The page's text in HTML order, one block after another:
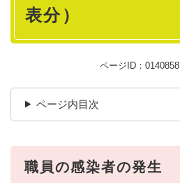
表分）
ページID：0140858
ページ内目次
職員の感染者の発生